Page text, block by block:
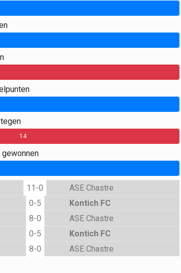
14
11-0 ASE Chastre
0-5 Kontich FC
8-0 ASE Chastre
0-5 Kontich FC
8-0 ASE Chastre